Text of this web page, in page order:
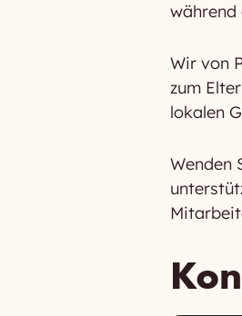
während
Wir von
zum
lokalen
Wenden